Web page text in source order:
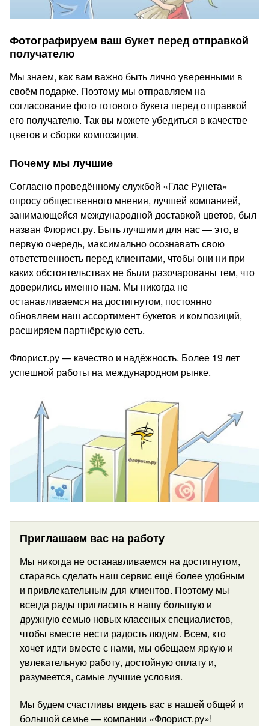
Фотографируем ваш букет перед отправкой
получателю
Мы знаем, как вам важно быть лично уверенными в
своём подарке. Поэтому мы отправляем на
согласование фото готового букета перед отправкой
его получателю. Так вы можете убедиться в качестве
цветов и сборки композиции.
Почему мы лучшие
Согласно проведённому службой «Глас Рунета»
опросу общественного мнения, лучшей компанией,
занимающейся международной доставкой цветов, был
назван Флорист.ру. Быть лучшими для нас — это, в
первую очередь, максимально осознавать свою
ответственность перед клиентами, чтобы они ни при
каких обстоятельствах не были разочарованы тем, что
доверились именно нам. Мы никогда не
останавливаемся на достигнутом, постоянно
обновляем наш ассортимент букетов и композиций,
расширяем партнёрскую сеть.
Флорист.ру — качество и надёжность. Более 19 лет
успешной работы на международном рынке.
Приглашаем вас на работу
Мы никогда не останавливаемся на достигнутом,
стараясь сделать наш сервис ещё более удобным
и привлекательным для клиентов. Поэтому мы
всегда рады пригласить в нашу большую и
дружную семью новых классных специалистов,
чтобы вместе нести радость людям. Всем, кто
хочет идти вместе с нами, мы обещаем яркую и
увлекательную работу, достойную оплату и,
разумеется, самые лучшие условия.
Мы будем счастливы видеть вас в нашей общей и
большой семье — компании «Флорист.ру»!